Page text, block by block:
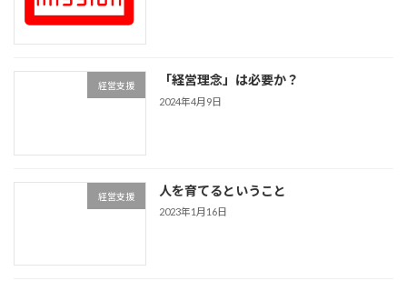
経営支援 「経営理念」は必要か？
2024年4月9日
経営支援 人を育てるということ
2023年1月16日